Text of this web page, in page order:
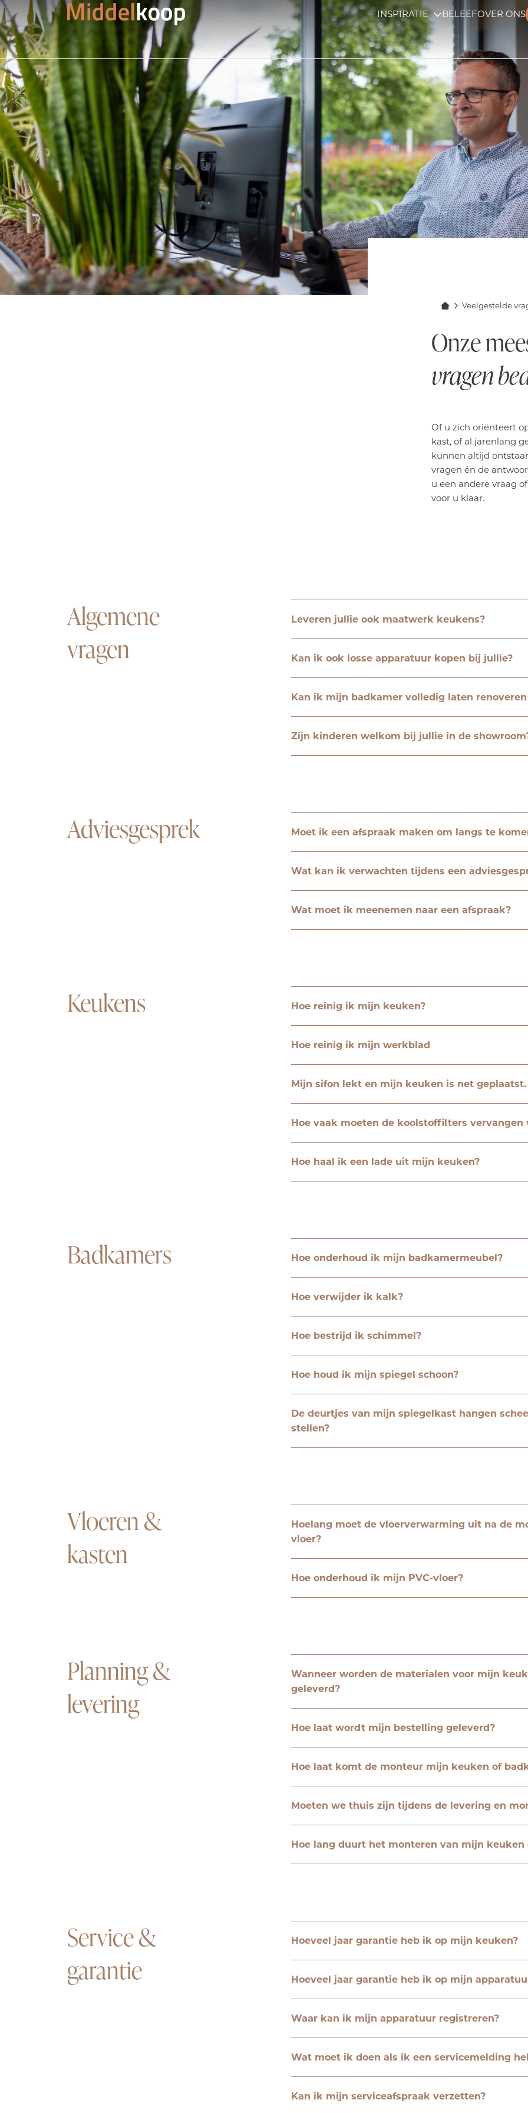
INSPIRATIE BELEEFOVER ONS
Veelgestelde
Onze
vragen
Of u zich oriënteert
kast, of al jarenlang
kunnen altijd
vragen én de
u een andere vraag
voor u klaar.
Algemene
vragen
Leveren jullie ook maatwerk keukens?
Kan ik ook losse apparatuur kopen bij jullie?
Kan ik mijn badkamer volledig laten
Zijn kinderen welkom bij jullie in de
Adviesgesprek Moet ik een afspraak maken om langs te
Wat kan ik verwachten tijdens een
Wat moet ik meenemen naar een afspraak?
Keukens Hoe reinig ik mijn keuken?
Hoe reinig ik mijn werkblad
Mijn sifon lekt en mijn keuken is net
Hoe vaak moeten de koolstoffilters vervangen
Hoe haal ik een lade uit mijn keuken?
Badkamers Hoe onderhoud ik mijn badkamermeubel?
Hoe verwijder ik kalk?
Hoe bestrijd ik schimmel?
Hoe houd ik mijn spiegel schoon?
De deurtjes van mijn spiegelkast hangen
stellen?
Vloeren &
kasten
Hoelang moet de vloerverwarming uit na de
vloer?
Hoe onderhoud ik mijn PVC-vloer?
Planning &
levering
Wanneer worden de materialen voor mijn
geleverd?
Hoe laat wordt mijn bestelling geleverd?
Hoe laat komt de monteur mijn keuken of
Moeten we thuis zijn tijdens de levering en
Hoe lang duurt het monteren van mijn keuken
Service &
garantie
Hoeveel jaar garantie heb ik op mijn keuken?
Hoeveel jaar garantie heb ik op mijn
Waar kan ik mijn apparatuur registreren?
Wat moet ik doen als ik een servicemelding
Kan ik mijn serviceafspraak verzetten?